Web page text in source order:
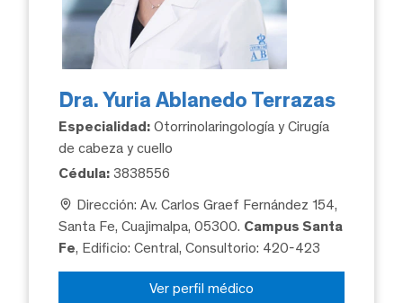
Dra. Yuria Ablanedo Terrazas
Especialidad: Otorrinolaringología y Cirugía
de cabeza y cuello
Cédula: 3838556
Dirección: Av. Carlos Graef Fernández 154,
Santa Fe, Cuajimalpa, 05300. Campus Santa
Fe, Edificio: Central, Consultorio: 420-423
Ver perfil médico